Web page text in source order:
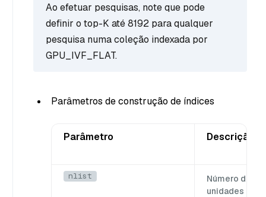
Ao efetuar pesquisas, note que pode
definir o top-K até 8192 para qualquer
pesquisa numa coleção indexada por
GPU_IVF_FLAT.
Parâmetros de construção de índices
Parâmetro Descrição
nlist
Número de
unidades de